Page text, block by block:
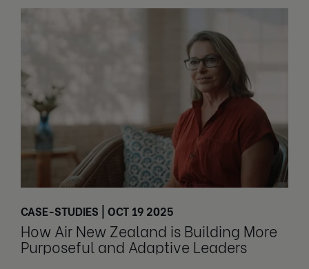
CASE-STUDIES | OCT 19 2025
How Air New Zealand is Building More
Purposeful and Adaptive Leaders